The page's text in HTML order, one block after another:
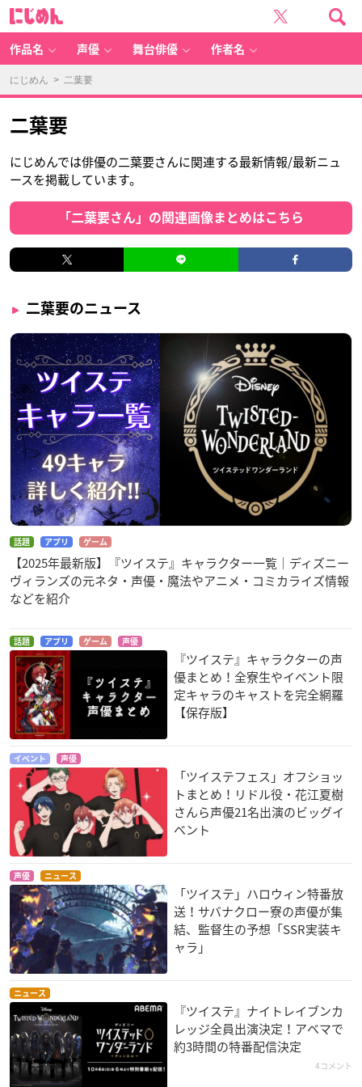
作品名 声優 舞台俳優 作者名
にじめん > 二葉要
二葉要
にじめんでは俳優の二葉要さんに関連する最新情報/最新ニュ
ースを掲載しています。
「二葉要さん」の関連画像まとめはこちら
二葉要のニュース
話題 アプリ ゲーム
【2025年最新版】『ツイステ』キャラクター一覧｜ディズニー
ヴィランズの元ネタ・声優・魔法やアニメ・コミカライズ情報
などを紹介
話題 アプリ ゲーム 声優
『ツイステ』キャラクターの声
優まとめ！全寮生やイベント限
定キャラのキャストを完全網羅
【保存版】
イベント 声優
「ツイステフェス」オフショッ
トまとめ！リドル役・花江夏樹
さんら声優21名出演のビッグイ
ベント
声優 ニュース
「ツイステ」ハロウィン特番放
送！サバナクロー寮の声優が集
結、監督生の予想「SSR実装キ
ャラ」
ニュース
『ツイステ』ナイトレイブンカ
レッジ全員出演決定！アベマで
約3時間の特番配信決定
4コメント